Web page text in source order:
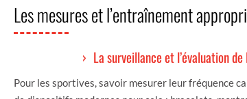
Les mesures et l’entraînement
La surveillance et l’évaluation
Pour les sportives, savoir mesurer leur fréquence